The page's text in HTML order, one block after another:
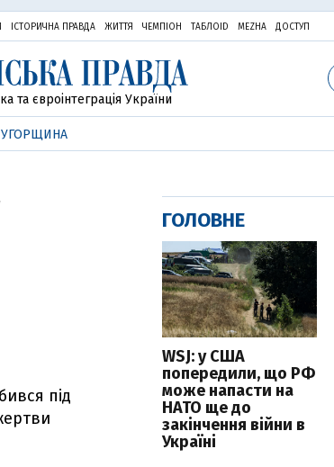
ІСТОРИЧНА ПРАВДА ЖИТТЯ ЧЕМПІОН ТАБЛОID MEZHA ДОСТУП
та євроінтеграція України
УГОРЩИНА
під
ГОЛОВНЕ
WSJ: у США
попередили, що РФ
може напасти на
НАТО ще до
закінчення війни в
Україні